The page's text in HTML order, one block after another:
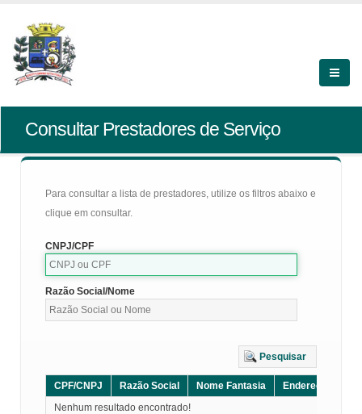
Consultar Prestadores de Serviço
Para consultar a lista de prestadores, utilize os filtros abaixo e
clique em consultar.
CNPJ/CPF
Razão Social/Nome
Pesquisar
CPF/CNPJ Razão Social Nome Fantasia Endereço
Nenhum resultado encontrado!